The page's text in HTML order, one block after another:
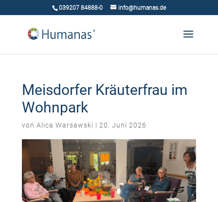
039207 84888-0 info@humanas.de
Meisdorfer Kräuterfrau im
Wohnpark
von Alica Warsawski | 20. Juni 2026